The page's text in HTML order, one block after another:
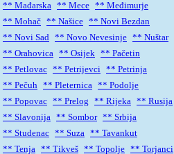
** Mađarska ** Mece ** Međimurje
** Mohač ** Našice ** Novi Bezdan
** Novi Sad ** Novo Nevesinje ** Nuštar
** Orahovica ** Osijek ** Pačetin
** Petlovac ** Petrijevci ** Petrinja
** Pečuh ** Pleternica ** Podolje
** Popovac ** Prelog ** Rijeka ** Rusija
** Slavonija ** Sombor ** Srbija
** Studenac ** Suza ** Tavankut
** Tenja ** Tikveš ** Topolje ** Torjanci